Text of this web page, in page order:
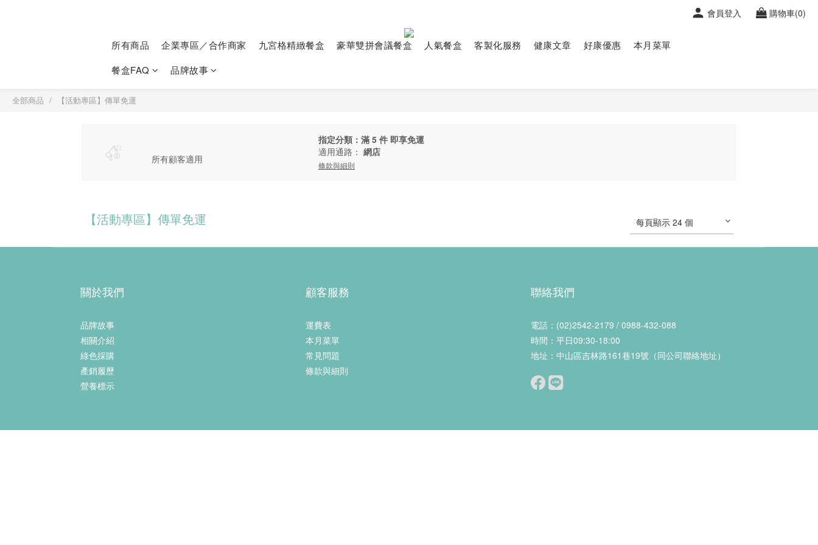
會員登入 購物車(0)
所有商品 企業專區／合作商家 九宮格精緻餐盒 豪華雙拼會議餐盒 人氣餐盒 客製化服務 健康文章 好康優惠
本月菜單
餐盒FAQ
品牌故事
全部商品 【活動專區】傳單免運
所有顧客適用
指定分類：滿 5 件 即享免運
適用通路： 網店
條款與細則
【活動專區】傳單免運 每頁顯示 24 個
關於我們
品牌故事
相關介紹
綠色採購
產銷履歷
營養標示
顧客服務
運費表
本月菜單
常見問題
條款與細則
聯絡我們
電話：(02)2542-2179 / 0988-432-088
時間：平日09:30-18:00
地址：中山區吉林路161巷19號（同公司聯絡地址）